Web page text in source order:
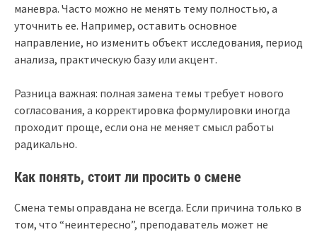
маневра. Часто можно не менять тему полностью, а
уточнить ее. Например, оставить основное
направление, но изменить объект исследования, период
анализа, практическую базу или акцент.
Разница важная: полная замена темы требует нового
согласования, а корректировка формулировки иногда
проходит проще, если она не меняет смысл работы
радикально.
Как понять, стоит ли просить о смене
Смена темы оправдана не всегда. Если причина только в
том, что “неинтересно”, преподаватель может не